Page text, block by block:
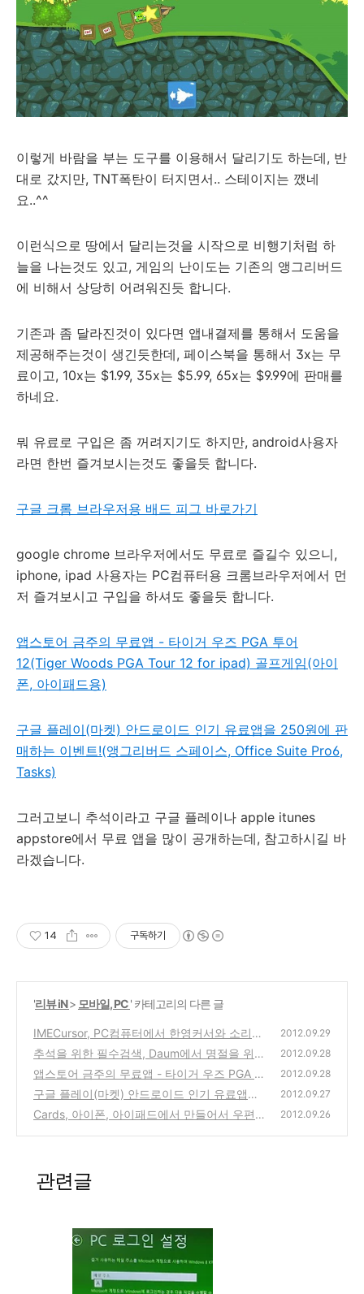
이렇게 바람을 부는 도구를 이용해서 달리기도 하는데, 반
대로 갔지만, TNT폭탄이 터지면서.. 스테이지는 깼네
요..^^
이런식으로 땅에서 달리는것을 시작으로 비행기처럼 하
늘을 나는것도 있고, 게임의 난이도는 기존의 앵그리버드
에 비해서 상당히 어려워진듯 합니다.
기존과 좀 달라진것이 있다면 앱내결제를 통해서 도움을
제공해주는것이 생긴듯한데, 페이스북을 통해서 3x는 무
료이고, 10x는 $1.99, 35x는 $5.99, 65x는 $9.99에 판매를
하네요.
뭐 유료로 구입은 좀 꺼려지기도 하지만, android사용자
라면 한번 즐겨보시는것도 좋을듯 합니다.
구글 크롬 브라우저용 배드 피그 바로가기
google chrome 브라우저에서도 무료로 즐길수 있으니,
iphone, ipad 사용자는 PC컴퓨터용 크롬브라우저에서 먼
저 즐겨보시고 구입을 하셔도 좋을듯 합니다.
앱스토어 금주의 무료앱 - 타이거 우즈 PGA 투어
12(Tiger Woods PGA Tour 12 for ipad) 골프게임(아이
폰, 아이패드용)
구글 플레이(마켓) 안드로이드 인기 유료앱을 250원에 판
매하는 이벤트!(앵그리버드 스페이스, Office Suite Pro6,
Tasks)
그러고보니 추석이라고 구글 플레이나 apple itunes
appstore에서 무료 앱을 많이 공개하는데, 참고하시길 바
라겠습니다.
14 구독하기
'리뷰 iN> 모바일, PC' 카테고리의 다른 글
IMECursor, PC컴퓨터에서 한영커서와 소리로
한국어와 영어 자판 전환시 입력 오류를 덜어
주는 추천 프로그램
(1)
2012.09.29
추석을 위한 필수검색, Daum에서 명절을 위한
제사, 생활정보, 교통정보 등의 정보를 모아놓
은 모바일 웹 사이트
2012.09.28
앱스토어 금주의 무료앱 - 타이거 우즈 PGA 투
어 12(Tiger Woods PGA Tour 12 for ipad) 골
프게임(아이폰, 아이패드용)
(0)
2012.09.28
구글 플레이(마켓) 안드로이드 인기 유료앱을
250원에 판매하는 이벤트!(앵그리버드 스페이
2012.09.27
Cards, 아이폰, 아이패드에서 만들어서 우편
2012.09.26
관련글